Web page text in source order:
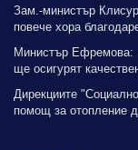
Зам.-министър
повече хора
Министър Ефремова:
ще осигурят
Дирекциите
помощ за отопление